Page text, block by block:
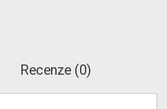
Recenze (0)